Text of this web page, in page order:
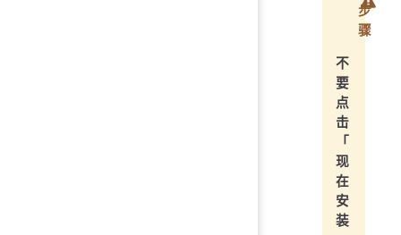
步
骤
不
要
点
击
「
现
在
安
装